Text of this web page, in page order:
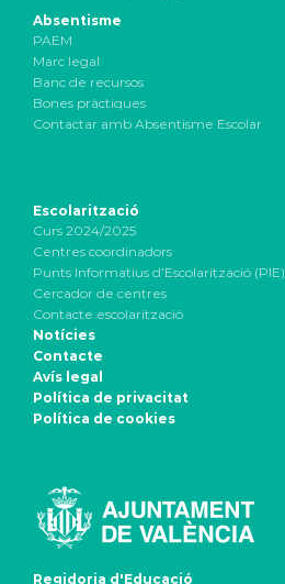
Absentisme
PAEM
Marc legal
Banc de recursos
Bones pràctiques
Contactar amb Absentisme Escolar
Escolarització
Curs 2024/2025
Centres coordinadors
Punts Informatius d’Escolarització (PIE)
Cercador de centres
Contacte escolarització
Notícies
Contacte
Avís legal
Política de privacitat
Política de cookies
Regidoria d'Educació